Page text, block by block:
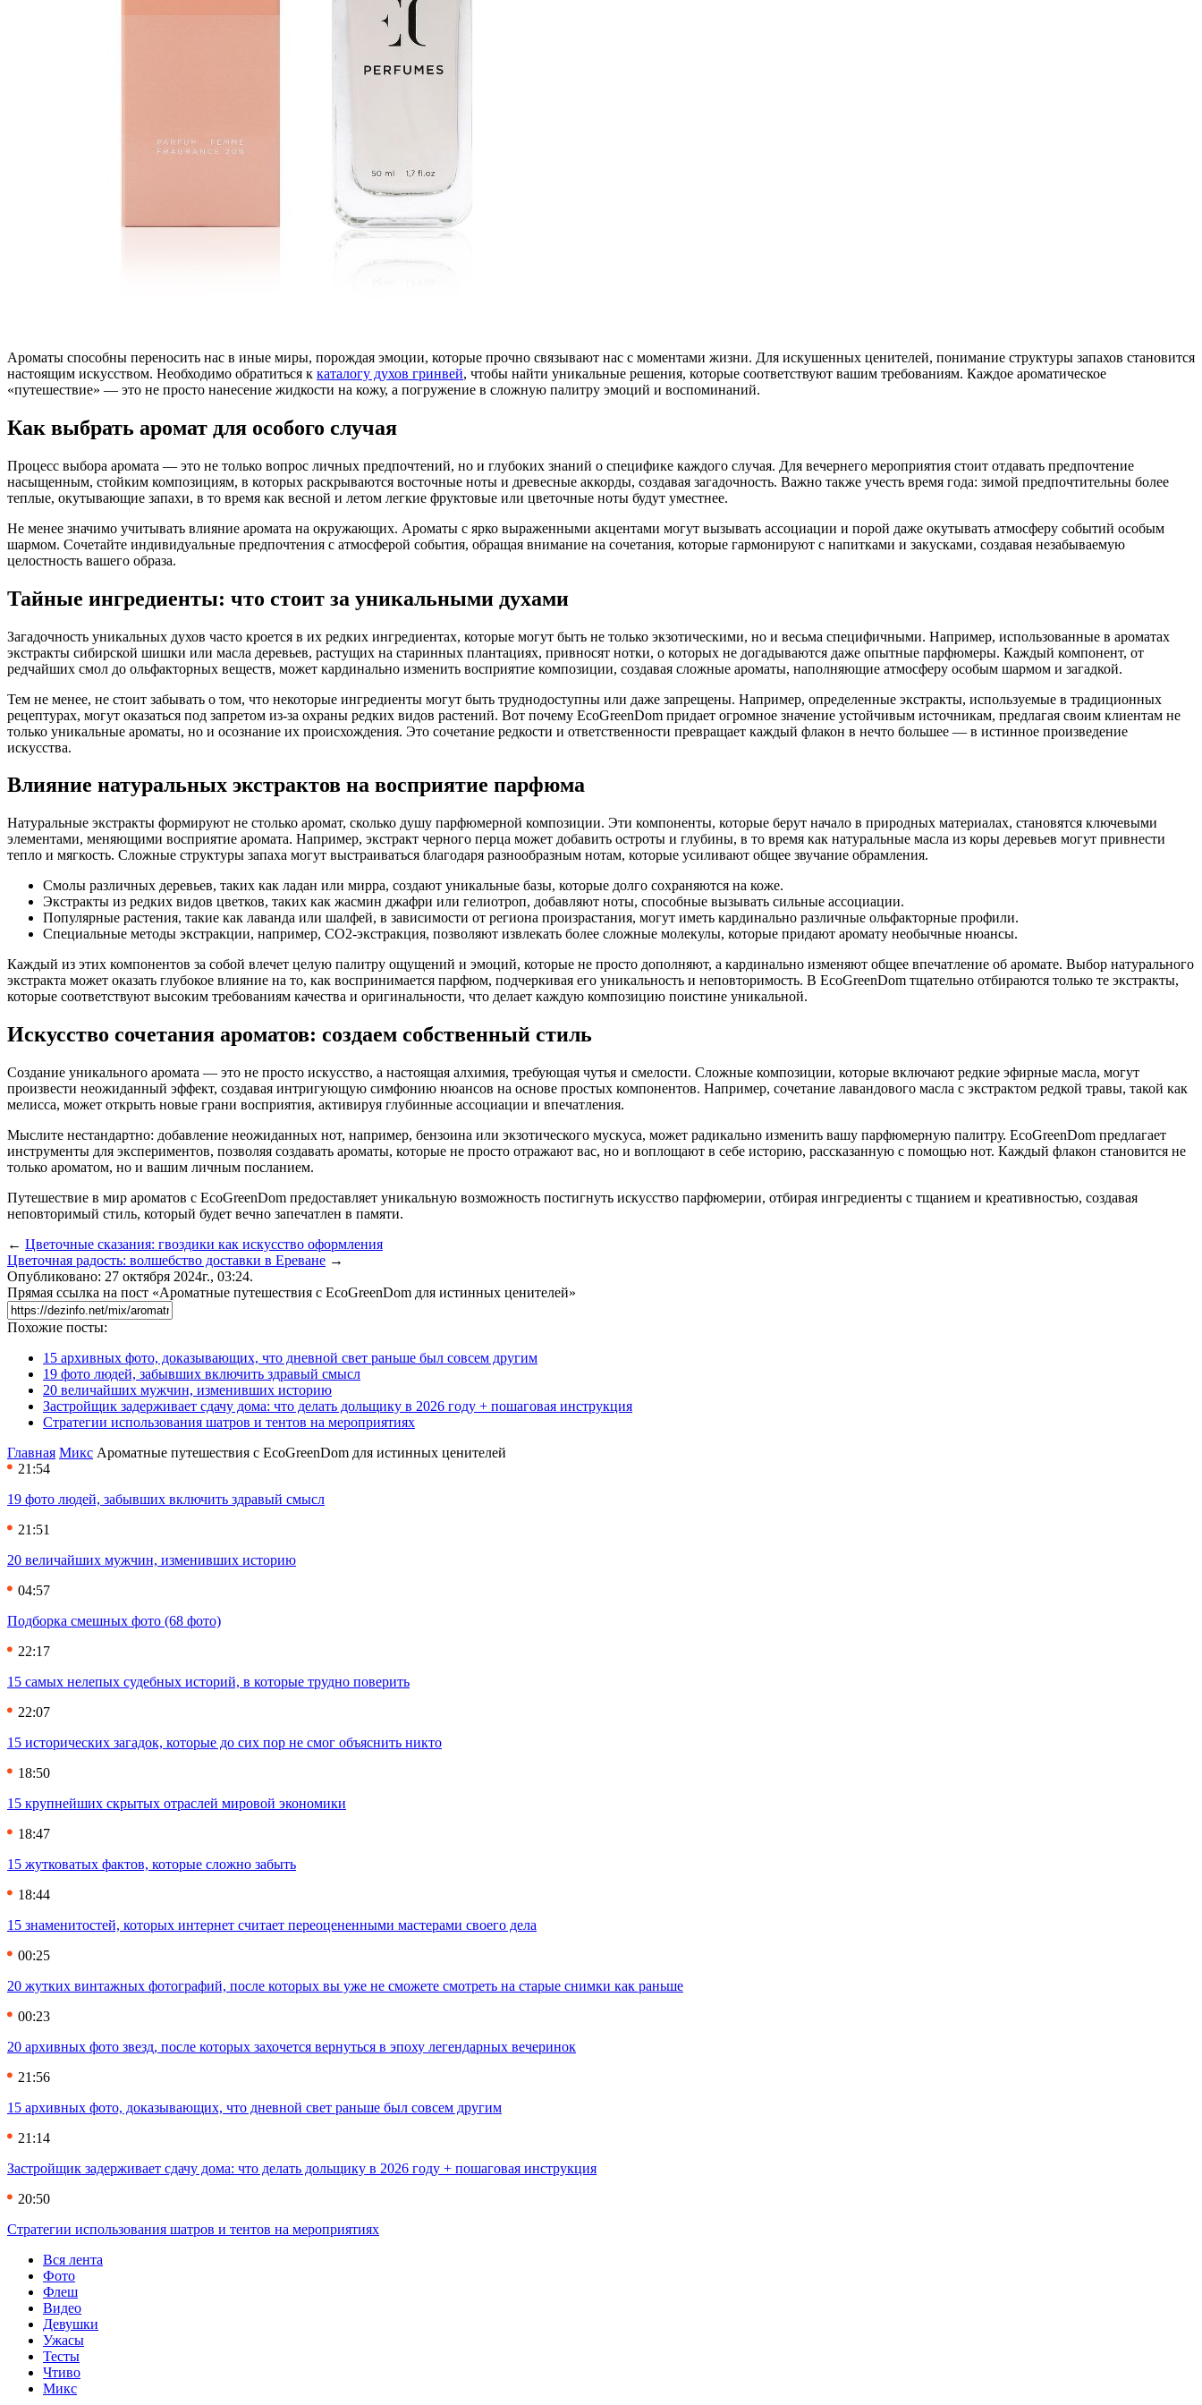
Ароматы способны переносить нас в иные миры, порождая эмоции, которые прочно связывают нас с моментами жизни. Для искушенных ценителей, понимание структуры запахов становится
настоящим искусством. Необходимо обратиться к каталогу духов гринвей, чтобы найти уникальные решения, которые соответствуют вашим требованиям. Каждое ароматическое
«путешествие» — это не просто нанесение жидкости на кожу, а погружение в сложную палитру эмоций и воспоминаний.
Как выбрать аромат для особого случая
Процесс выбора аромата — это не только вопрос личных предпочтений, но и глубоких знаний о специфике каждого случая. Для вечернего мероприятия стоит отдавать предпочтение
насыщенным, стойким композициям, в которых раскрываются восточные ноты и древесные аккорды, создавая загадочность. Важно также учесть время года: зимой предпочтительны более
теплые, окутывающие запахи, в то время как весной и летом легкие фруктовые или цветочные ноты будут уместнее.
Не менее значимо учитывать влияние аромата на окружающих. Ароматы с ярко выраженными акцентами могут вызывать ассоциации и порой даже окутывать атмосферу событий особым
шармом. Сочетайте индивидуальные предпочтения с атмосферой события, обращая внимание на сочетания, которые гармонируют с напитками и закусками, создавая незабываемую
целостность вашего образа.
Тайные ингредиенты: что стоит за уникальными духами
Загадочность уникальных духов часто кроется в их редких ингредиентах, которые могут быть не только экзотическими, но и весьма специфичными. Например, использованные в ароматах
экстракты сибирской шишки или масла деревьев, растущих на старинных плантациях, привносят нотки, о которых не догадываются даже опытные парфюмеры. Каждый компонент, от
редчайших смол до ольфакторных веществ, может кардинально изменить восприятие композиции, создавая сложные ароматы, наполняющие атмосферу особым шармом и загадкой.
Тем не менее, не стоит забывать о том, что некоторые ингредиенты могут быть труднодоступны или даже запрещены. Например, определенные экстракты, используемые в традиционных
рецептурах, могут оказаться под запретом из-за охраны редких видов растений. Вот почему EcoGreenDom придает огромное значение устойчивым источникам, предлагая своим клиентам не
только уникальные ароматы, но и осознание их происхождения. Это сочетание редкости и ответственности превращает каждый флакон в нечто большее — в истинное произведение
искусства.
Влияние натуральных экстрактов на восприятие парфюма
Натуральные экстракты формируют не столько аромат, сколько душу парфюмерной композиции. Эти компоненты, которые берут начало в природных материалах, становятся ключевыми
элементами, меняющими восприятие аромата. Например, экстракт черного перца может добавить остроты и глубины, в то время как натуральные масла из коры деревьев могут привнести
тепло и мягкость. Сложные структуры запаха могут выстраиваться благодаря разнообразным нотам, которые усиливают общее звучание обрамления.
Смолы различных деревьев, таких как ладан или мирра, создают уникальные базы, которые долго сохраняются на коже.
Экстракты из редких видов цветков, таких как жасмин джафри или гелиотроп, добавляют ноты, способные вызывать сильные ассоциации.
Популярные растения, такие как лаванда или шалфей, в зависимости от региона произрастания, могут иметь кардинально различные ольфакторные профили.
Специальные методы экстракции, например, CO2-экстракция, позволяют извлекать более сложные молекулы, которые придают аромату необычные нюансы.
Каждый из этих компонентов за собой влечет целую палитру ощущений и эмоций, которые не просто дополняют, а кардинально изменяют общее впечатление об аромате. Выбор натурального
экстракта может оказать глубокое влияние на то, как воспринимается парфюм, подчеркивая его уникальность и неповторимость. В EcoGreenDom тщательно отбираются только те экстракты,
которые соответствуют высоким требованиям качества и оригинальности, что делает каждую композицию поистине уникальной.
Искусство сочетания ароматов: создаем собственный стиль
Создание уникального аромата — это не просто искусство, а настоящая алхимия, требующая чутья и смелости. Сложные композиции, которые включают редкие эфирные масла, могут
произвести неожиданный эффект, создавая интригующую симфонию нюансов на основе простых компонентов. Например, сочетание лавандового масла с экстрактом редкой травы, такой как
мелисса, может открыть новые грани восприятия, активируя глубинные ассоциации и впечатления.
Мыслите нестандартно: добавление неожиданных нот, например, бензоина или экзотического мускуса, может радикально изменить вашу парфюмерную палитру. EcoGreenDom предлагает
инструменты для экспериментов, позволяя создавать ароматы, которые не просто отражают вас, но и воплощают в себе историю, рассказанную с помощью нот. Каждый флакон становится не
только ароматом, но и вашим личным посланием.
Путешествие в мир ароматов с EcoGreenDom предоставляет уникальную возможность постигнуть искусство парфюмерии, отбирая ингредиенты с тщанием и креативностью, создавая
неповторимый стиль, который будет вечно запечатлен в памяти.
← Цветочные сказания: гвоздики как искусство оформления
Цветочная радость: волшебство доставки в Ереване →
Опубликовано: 27 октября 2024г., 03:24.
Прямая ссылка на пост «Ароматные путешествия с EcoGreenDom для истинных ценителей»
Похожие посты:
15 архивных фото, доказывающих, что дневной свет раньше был совсем другим
19 фото людей, забывших включить здравый смысл
20 величайших мужчин, изменивших историю
Застройщик задерживает сдачу дома: что делать дольщику в 2026 году + пошаговая инструкция
Стратегии использования шатров и тентов на мероприятиях
Главная Микс Ароматные путешествия с EcoGreenDom для истинных ценителей
21:54
19 фото людей, забывших включить здравый смысл
21:51
20 величайших мужчин, изменивших историю
04:57
Подборка смешных фото (68 фото)
22:17
15 самых нелепых судебных историй, в которые трудно поверить
22:07
15 исторических загадок, которые до сих пор не смог объяснить никто
18:50
15 крупнейших скрытых отраслей мировой экономики
18:47
15 жутковатых фактов, которые сложно забыть
18:44
15 знаменитостей, которых интернет считает переоцененными мастерами своего дела
00:25
20 жутких винтажных фотографий, после которых вы уже не сможете смотреть на старые снимки как раньше
00:23
20 архивных фото звезд, после которых захочется вернуться в эпоху легендарных вечеринок
21:56
15 архивных фото, доказывающих, что дневной свет раньше был совсем другим
21:14
Застройщик задерживает сдачу дома: что делать дольщику в 2026 году + пошаговая инструкция
20:50
Стратегии использования шатров и тентов на мероприятиях
Вся лента
Фото
Флеш
Видео
Девушки
Ужасы
Тесты
Чтиво
Микс